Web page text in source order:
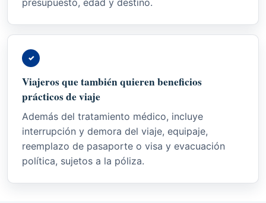
✓
Viajeros que también quieren beneficios
prácticos de viaje
Además del tratamiento médico, incluye
interrupción y demora del viaje, equipaje,
reemplazo de pasaporte o visa y evacuación
política, sujetos a la póliza.